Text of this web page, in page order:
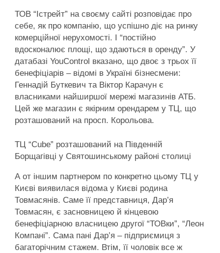
ТОВ “Істрейт” на своєму сайті розповідає про
себе, як про компанію, що успішно діє на ринку
комерційної нерухомості. І “постійно
вдосконалює площі, що здаються в оренду”. У
датабазі YouControl вказано, що двоє з трьох її
бенефіціарів – відомі в Україні бізнесмени:
Геннадій Буткевич та Віктор Карачун є
власниками найширшої мережі магазинів АТБ.
Цей же магазин є якірним орендарем у ТЦ, що
розташований на просп. Корольова.
ТЦ “Cube” розташований на Південній
Борщагівці у Святошинському районі столиці
А от іншим партнером по конкретно цьому ТЦ у
Києві виявилася відома у Києві родина
Товмасянів. Саме її представниця, Дар’я
Товмасян, є засновницею й кінцевою
бенефіціарною власницею другої “ТОВки”, “Леон
Компані”. Сама пані Дар’я – підприємиця з
багаторічним стажем. Втім, її чоловік все ж